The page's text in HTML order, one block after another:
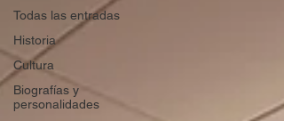
Todas las entradas
Historia
Cultura
Biografías y
personalidades